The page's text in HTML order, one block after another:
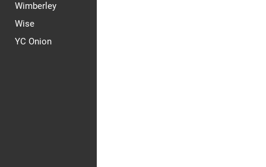
Wimberley
Wise
YC Onion